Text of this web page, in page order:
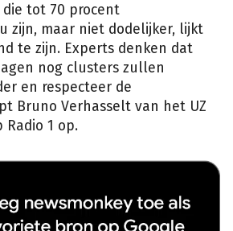
die tot 70 procent
zijn, maar niet dodelijker, lijkt
te zijn. Experts denken dat
nog clusters zullen
en respecteer de
Bruno Verhasselt van het UZ
Radio 1 op.